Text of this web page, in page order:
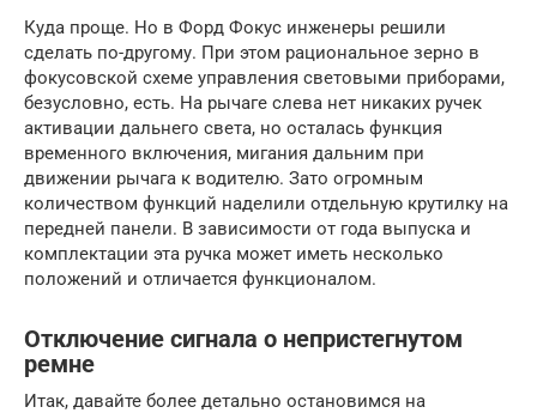
Куда проще. Но в Форд Фокус инженеры решили
сделать по-другому. При этом рациональное зерно в
фокусовской схеме управления световыми приборами,
безусловно, есть. На рычаге слева нет никаких ручек
активации дальнего света, но осталась функция
временного включения, мигания дальним при
движении рычага к водителю. Зато огромным
количеством функций наделили отдельную крутилку на
передней панели. В зависимости от года выпуска и
комплектации эта ручка может иметь несколько
положений и отличается функционалом.
Отключение сигнала о непристегнутом
ремне
Итак, давайте более детально остановимся на